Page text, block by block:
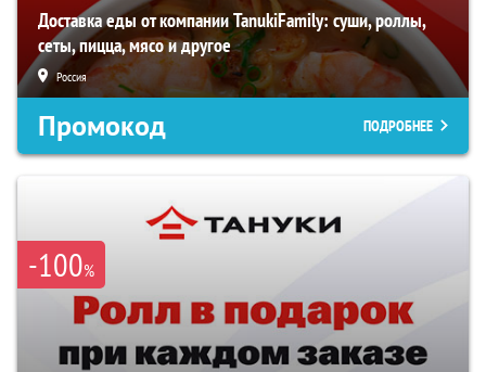
Доставка еды от компании TanukiFamily: суши, роллы,
сеты, пицца, мясо и другое
Россия
Промокод ПОДРОБНЕЕ
-100%